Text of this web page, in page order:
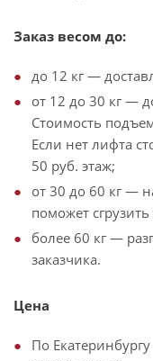
Заказ весом до:
до 12 кг —
от 12 до 30 кг —
Стоимость
Если нет лифта
50 руб. этаж;
от 30 до 60 кг —
поможет
более 60 кг —
заказчика.
Цена
По